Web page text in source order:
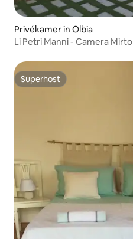
Privékamer in Olbia
Li Petri Manni - Camera Mirto
Superhost
Superhost